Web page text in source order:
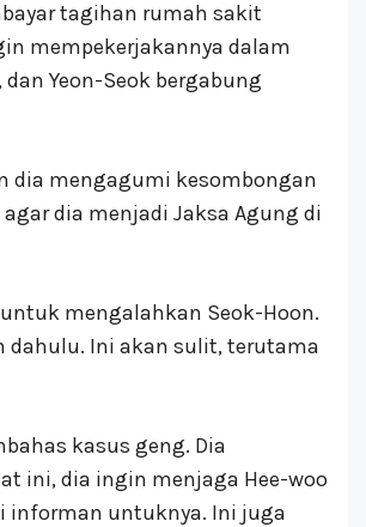
tagihan rumah sakit
mempekerjakannya dalam
Yeon-Seok bergabung
dia mengagumi kesombongan
dia menjadi Jaksa Agung di
mengalahkan Seok-Hoon.
dahulu. Ini akan sulit, terutama
kasus geng. Dia
ini, dia ingin menjaga Hee-woo
informan untuknya. Ini juga